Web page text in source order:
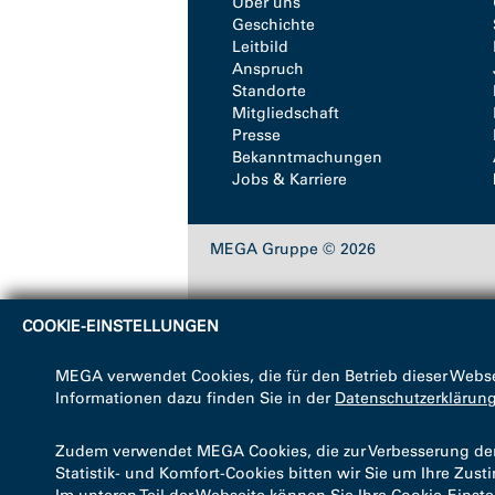
Geschichte
Leitbild
Anspruch
Standorte
Mitgliedschaft
Presse
Bekanntmachungen
Jobs & Karriere
MEGA Gruppe © 2026
COOKIE-EINSTELLUNGEN
MEGA verwendet Cookies, die für den Betrieb dieser
Informationen dazu finden Sie in der Datenschutzerklärung
Zudem verwendet MEGA Cookies, die zur Verbesserung
Statistik- und Komfort-Cookies bitten wir Sie um Ihre